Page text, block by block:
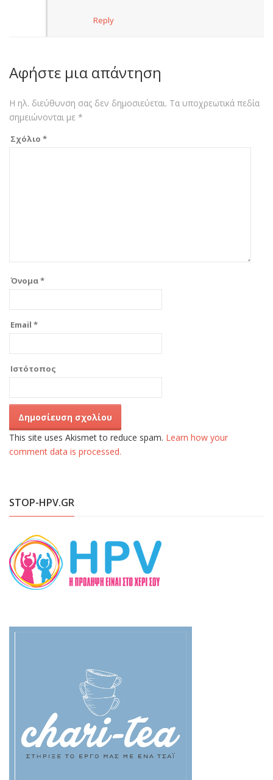
Reply
Αφήστε μια απάντηση
Η ηλ. διεύθυνση σας δεν δημοσιεύεται. Τα υποχρεωτικά πεδία
σημειώνονται με *
Σχόλιο *
Όνομα*
Email *
Ιστότοπος
This site uses Akismet to reduce spam. Learn how your
comment data is processed.
STOP-HPV.GR